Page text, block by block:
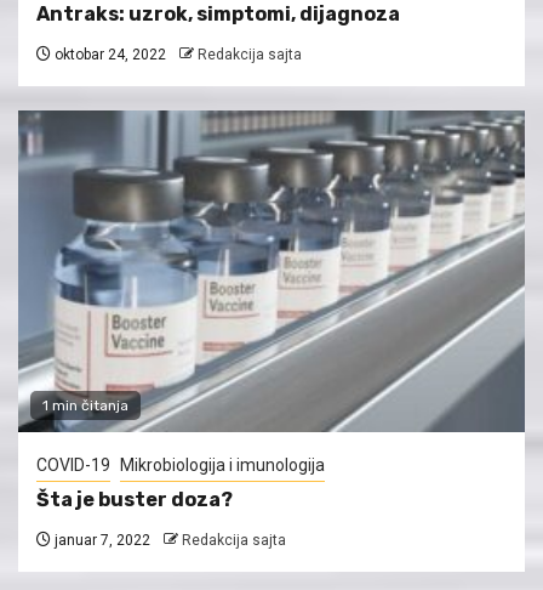
Antraks: uzrok, simptomi, dijagnoza
oktobar 24, 2022 Redakcija sajta
1 min čitanja
COVID-19 Mikrobiologija i imunologija
Šta je buster doza?
januar 7, 2022 Redakcija sajta